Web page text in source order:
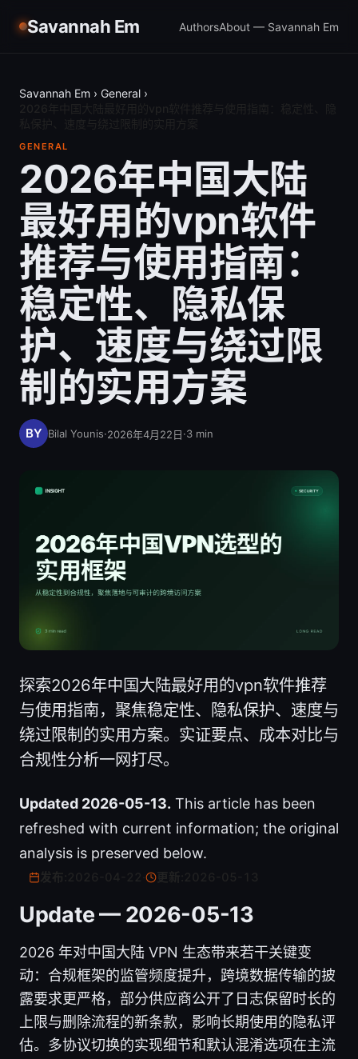
Savannah Em AuthorsAbout — Savannah Em
Savannah Em › General ›
GENERAL
2026年中国大陆
最好用的vpn软件
推荐与使用指南：
稳定性、隐私保
护、速度与绕过限
制的实用方案
Bilal Younis·2026年4月22日·3 min
探索2026年中国大陆最好用的vpn软件推荐
与使用指南，聚焦稳定性、隐私保护、速度与
绕过限制的实用方案。实证要点、成本对比与
合规性分析一网打尽。
Updated 2026-05-13. This article has been
refreshed with current information; the original
analysis is preserved below.
更新:
Update — 2026-05-13
2026 年对中国大陆 VPN 生态带来若干关键变
动：合规框架的监管频度提升，跨境数据传输的披
露要求更严格，部分供应商公开了日志保留时长的
上限与删除流程的新条款，影响长期使用的隐私评
估。多协议切换的实现细节和默认混淆选项在主流